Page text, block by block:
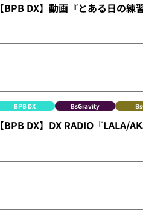
【BPB DX】動画『とある日の練
BPB DX BsGravity
【BPB DX】DX RADIO『LALA/